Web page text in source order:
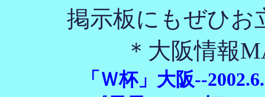
掲示板にもぜひお
＊大阪情報
「Ｗ杯」大阪--